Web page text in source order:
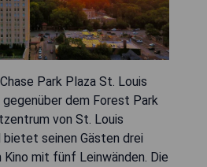
Park Plaza St. Louis
dem Forest Park
von St. Louis
seinen Gästen drei
Kino mit fünf Leinwänden. Die